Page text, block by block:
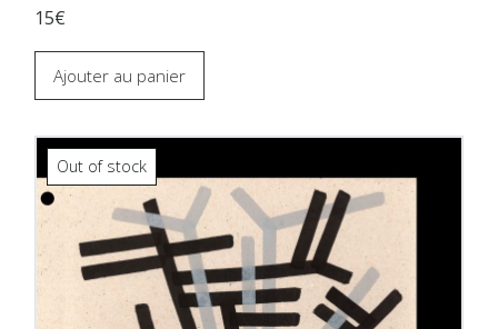
15€
Ajouter au panier
Out of stock